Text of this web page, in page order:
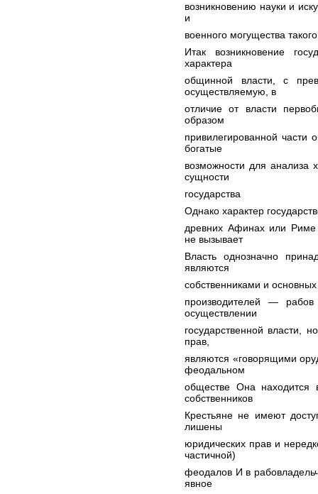
возникновению науки и
и
военного могущества
Итак возникновение
характера
общинной власти, с
осуществляемую, в
отличие от власти
образом
привилегированной части
богатые
возможности для анализа
сущности
государства
Однако характер
древних Афинах или Риме
не вызывает
Власть однозначно
являются
собственниками и
производителей —
осуществлении
государственной
прав,
являются «говорящими
феодальном
обществе Она
собственников
Крестьяне не имеют
лишены
юридических прав и
частичной)
феодалов И в
явное